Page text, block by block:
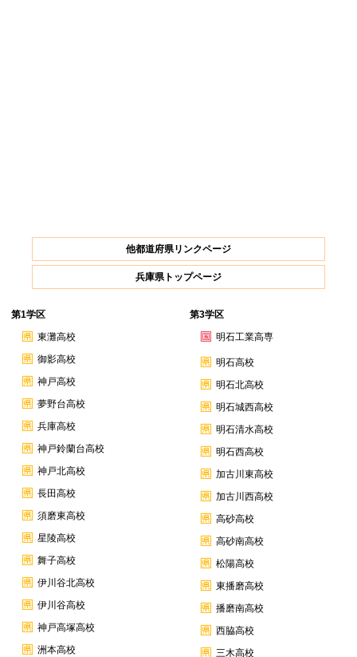
他都道府県リンクページ
兵庫県トップページ
第1学区
東灘高校
御影高校
神戸高校
夢野台高校
兵庫高校
神戸鈴蘭台高校
神戸北高校
長田高校
須磨東高校
星陵高校
舞子高校
伊川谷北高校
伊川谷高校
神戸高塚高校
洲本高校
第3学区
明石工業高専
明石高校
明石北高校
明石城西高校
明石清水高校
明石西高校
加古川東高校
加古川西高校
高砂高校
高砂南高校
松陽高校
東播磨高校
播磨南高校
西脇高校
三木高校